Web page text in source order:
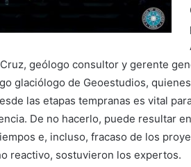
geólogo consultor y gerente
glaciólogo de Geoestudios,
las etapas tempranas es vital
De no hacerlo, puede resultar
e, incluso, fracaso de los
reactivo, sostuvieron los expertos.